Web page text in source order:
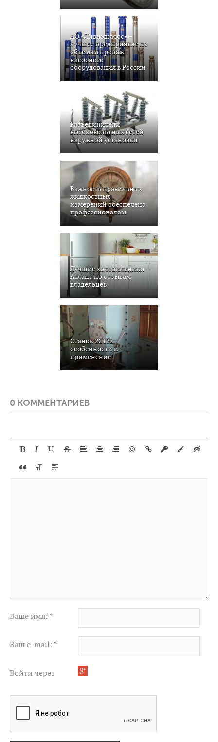
АО «Ливнынасос» –
лучшее предприятие по
объемам продаж
насосного
оборудования в России
Разъединители
высоковольтных сетей
наружной установки
Важность правильных
жидкостных
измерений обеспечена
профессионалом
Лучшие холодильники
Атлант по отзывам
владельцев
Станок 2С132:
особенности и
применение
0 КОММЕНТАРИЕВ
Ваше имя: *
Ваш e-mail: *
Войти через